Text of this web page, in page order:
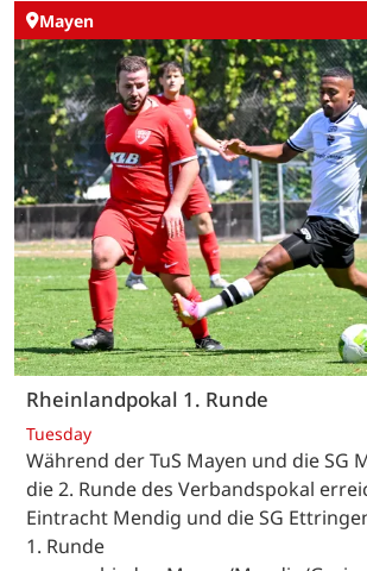
Mayen
Rheinlandpokal 1. Runde
Tuesday
Während der TuS Mayen und die SG
die 2. Runde des Verbandspokal
Eintracht Mendig und die SG
1. Runde